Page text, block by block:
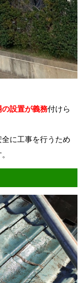
の設置が義務付けら
に工事を行うため